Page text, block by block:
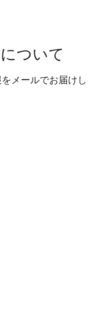
ついて
メールでお届けし